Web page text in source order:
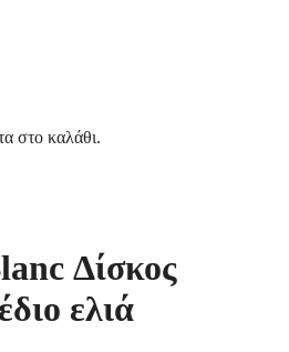
στο καλάθι.
Δίσκος
ελιά